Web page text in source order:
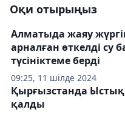
Оқи отырыңыз
09:25, 11 шілде 2024
Алматыда жаяу
арналған өткелді су
түсініктеме берді
Қырғызстанда
қалды